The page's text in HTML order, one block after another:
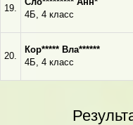
19.
4Б, 4 класс
20.
Кор***** Вла******
4Б, 4 класс